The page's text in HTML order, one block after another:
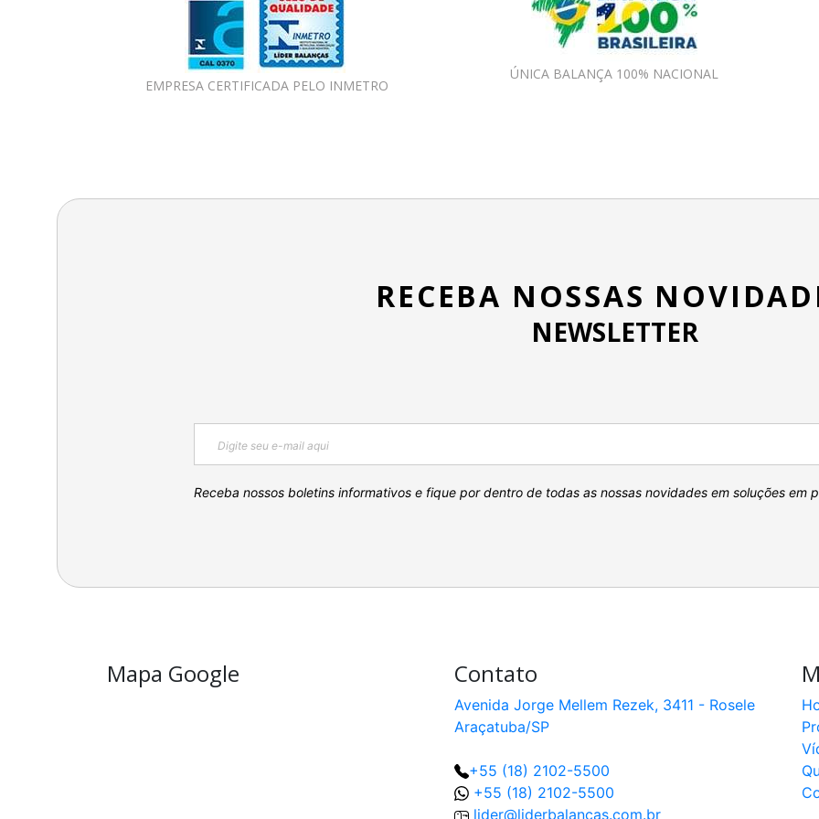
EMPRESA CERTIFICADA PELO INMETRO
ÚNICA BALANÇA 100% NACIONAL
RECEBA NOSSAS
NEWSLETTER
Receba nossos boletins informativos e fique por dentro de todas as nossas novidades em soluções em
Mapa Google Contato
Avenida Jorge Mellem Rezek, 3411 - Rosele
Araçatuba/SP
+55 (18) 2102-5500
+55 (18) 2102-5500
lider@liderbalancas.com.br